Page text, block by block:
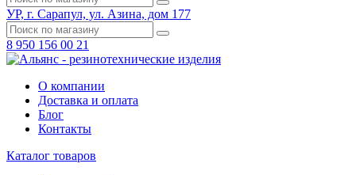
УР, г. Сарапул, ул. Азина, дом 177
8 950 156 00 21
О компании
Доставка и оплата
Блог
Контакты
Каталог товаров